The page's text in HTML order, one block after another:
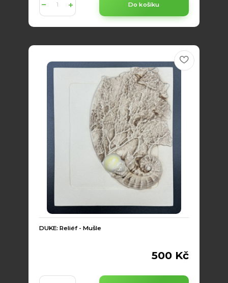
Do košíku
DUKE: Reliéf - Mušle
500 Kč